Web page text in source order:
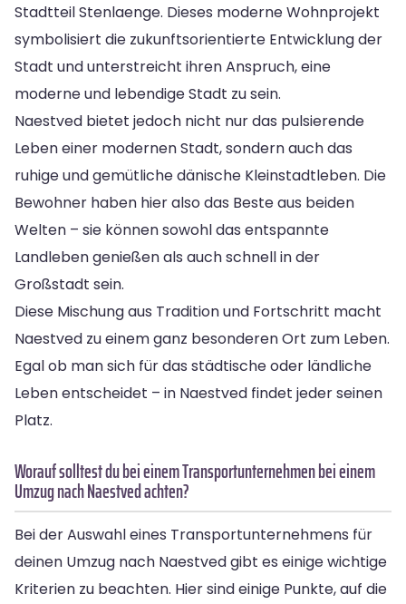
Stadtteil Stenlaenge. Dieses moderne Wohnprojekt
symbolisiert die zukunftsorientierte Entwicklung der
Stadt und unterstreicht ihren Anspruch, eine
moderne und lebendige Stadt zu sein.
Naestved bietet jedoch nicht nur das pulsierende
Leben einer modernen Stadt, sondern auch das
ruhige und gemütliche dänische Kleinstadtleben. Die
Bewohner haben hier also das Beste aus beiden
Welten – sie können sowohl das entspannte
Landleben genießen als auch schnell in der
Großstadt sein.
Diese Mischung aus Tradition und Fortschritt macht
Naestved zu einem ganz besonderen Ort zum Leben.
Egal ob man sich für das städtische oder ländliche
Leben entscheidet – in Naestved findet jeder seinen
Platz.
Worauf solltest du bei einem Transportunternehmen bei einem
Umzug nach Naestved achten?
Bei der Auswahl eines Transportunternehmens für
deinen Umzug nach Naestved gibt es einige wichtige
Kriterien zu beachten. Hier sind einige Punkte, auf die